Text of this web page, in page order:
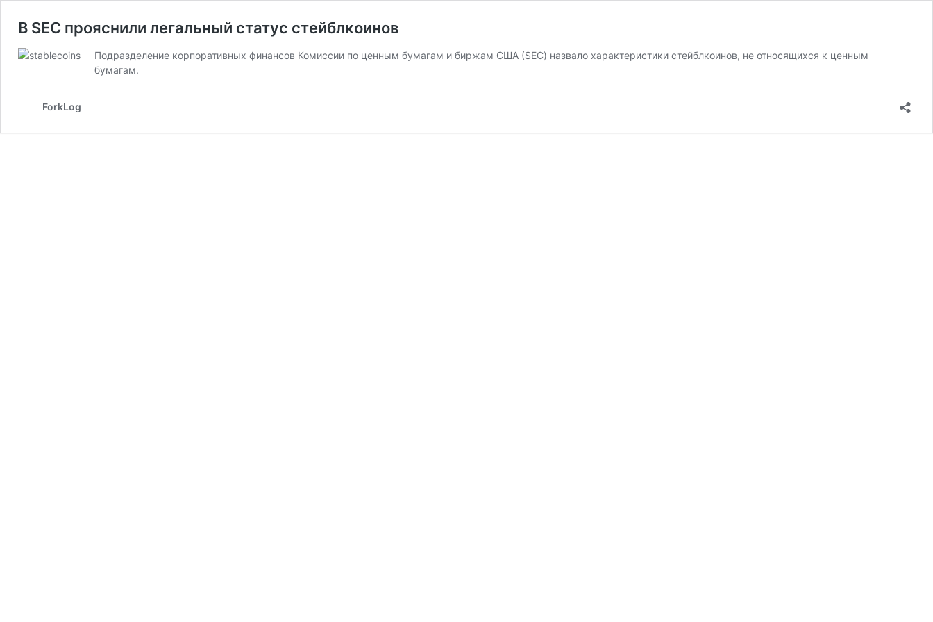
В SEC прояснили легальный статус стейблкоинов
Подразделение корпоративных финансов Комиссии по ценным бумагам и биржам США (SEC) назвало характеристики стейблкоинов, не относящихся к ценным
бумагам.
ForkLog